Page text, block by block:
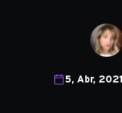
5, Abr, 2021